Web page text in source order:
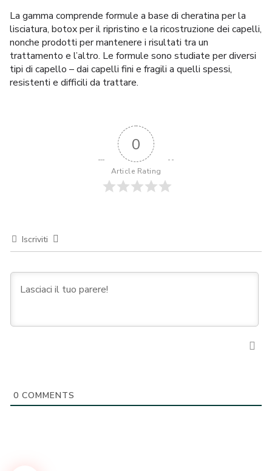
La gamma comprende formule a base di cheratina per la
lisciatura, botox per il ripristino e la ricostruzione dei capelli,
nonche prodotti per mantenere i risultati tra un
trattamento e l’altro. Le formule sono studiate per diversi
tipi di capello – dai capelli fini e fragili a quelli spessi,
resistenti e difficili da trattare.
0
Article Rating
Iscriviti
0 COMMENTS